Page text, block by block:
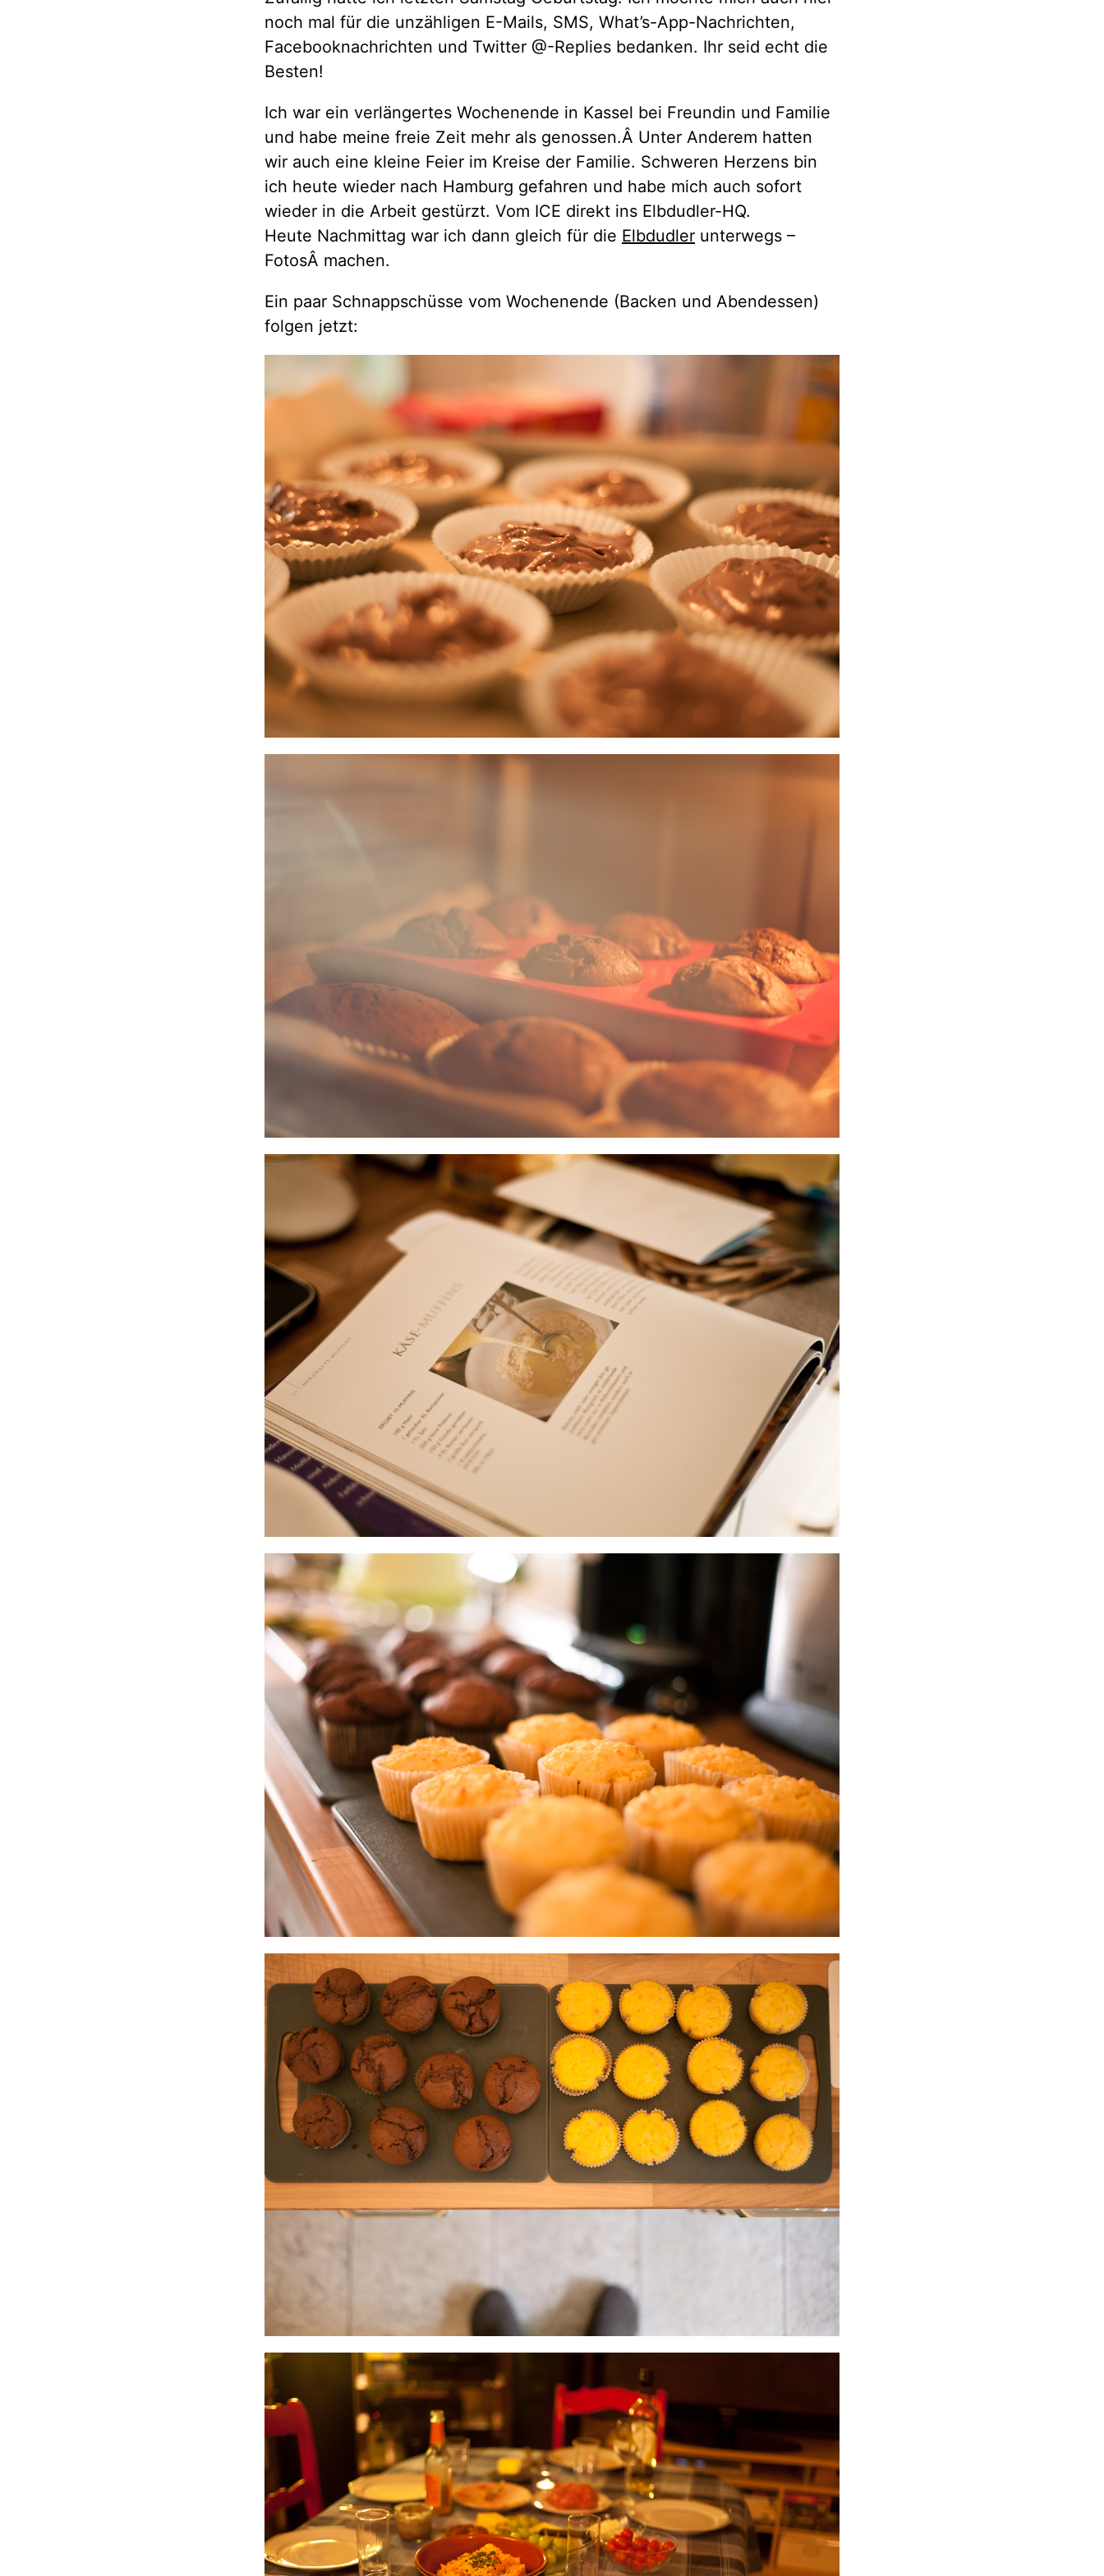
noch mal für die unzähligen E-Mails, SMS, What’s-App-Nachrichten,
Facebooknachrichten und Twitter @-Replies bedanken. Ihr seid echt die
Besten!
Ich war ein verlängertes Wochenende in Kassel bei Freundin und Familie
und habe meine freie Zeit mehr als genossen.Â Unter Anderem hatten
wir auch eine kleine Feier im Kreise der Familie. Schweren Herzens bin
ich heute wieder nach Hamburg gefahren und habe mich auch sofort
wieder in die Arbeit gestürzt. Vom ICE direkt ins Elbdudler-HQ.
Heute Nachmittag war ich dann gleich für die Elbdudler unterwegs –
FotosÂ machen.
Ein paar Schnappschüsse vom Wochenende (Backen und Abendessen)
folgen jetzt: